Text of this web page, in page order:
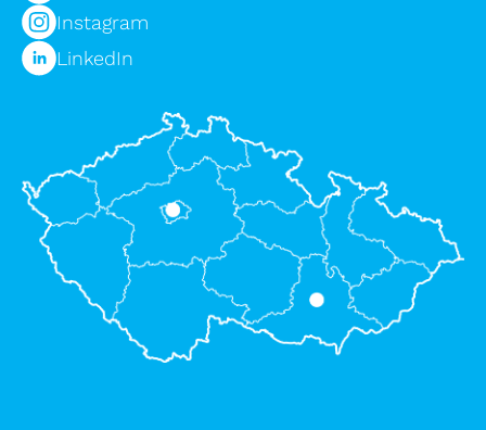
Instagram
LinkedIn